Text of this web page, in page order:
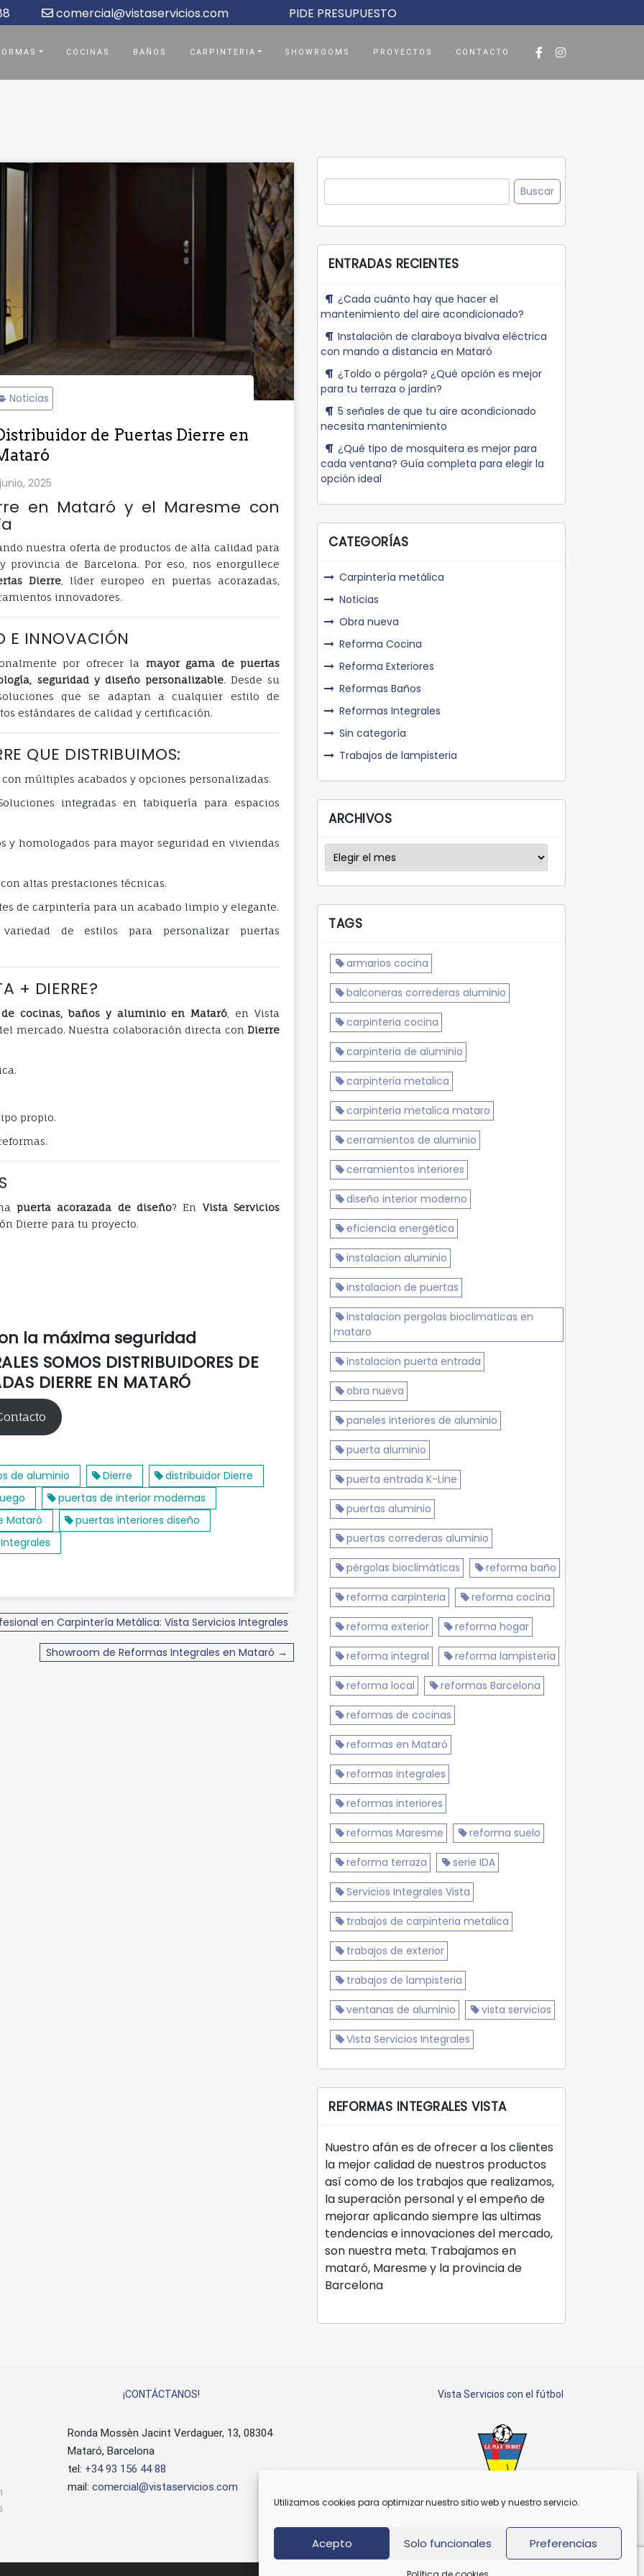
Utilizamos cookies para optimizar nuestro sitio web y nuestro servicio.
Acepto Solo funcionales Preferencias
comercial@vistaservicios.com PIDE PRESUPUESTO
COCINAS BAÑOS CARPINTERIA SHOWROOMS PROYECTOS CONTACTO
Noticias
de Puertas Dierre en
2025
en Mataró y el Maresme con
nuestra oferta de productos de alta calidad para
provincia de Barcelona. Por eso, nos enorgullece
Dierre , líder europeo en puertas acorazadas,
innovadores.
E INNOVACIÓN
por ofrecer la mayor gama de puertas
seguridad y diseño personalizable. Desde su
que se adaptan a cualquier estilo de
estándares de calidad y certificación.
QUE DISTRIBUIMOS:
múltiples acabados y opciones personalizadas.
integradas en tabiquería para espacios
y homologados para mayor seguridad en viviendas
altas prestaciones técnicas.
de carpintería para un acabado limpio y elegante.
de estilos para personalizar puertas
+ DIERRE?
cocinas, baños y aluminio en Mataró , en Vista
mercado. Nuestra colaboración directa con Dierre
propio.
puerta acorazada de diseño? En Vista Servicios
Dierre para tu proyecto.
la máxima seguridad
SOMOS DISTRIBUIDORES DE
DIERRE EN MATARÓ
de aluminio Dierre
distribuidor Dierre
puertas de interior modernas
Mataró
puertas interiores diseño
en Carpintería Metálica: Vista Servicios Integrales
Showroom de Reformas Integrales en Mataró →
Buscar:
ENTRADAS RECIENTES
¿Cada cuánto hay que hacer el
mantenimiento del aire acondicionado?
Instalación de claraboya bivalva eléctrica
con mando a distancia en Mataró
¿Toldo o pérgola? ¿Qué opción es mejor
para tu terraza o jardín?
5 señales de que tu aire acondicionado
necesita mantenimiento
¿Qué tipo de mosquitera es mejor para
cada ventana? Guía completa para elegir la
opción ideal
CATEGORÍAS
Carpintería metálica
Noticias
Obra nueva
Reforma Cocina
Reforma Exteriores
Reformas Baños
Reformas Integrales
Sin categoría
Trabajos de lampisteria
ARCHIVOS
Archivos
TAGS
armarios cocina
balconeras correderas aluminio
carpinteria cocina
carpinteria de aluminio
carpinteria metalica
carpinteria metalica mataro
cerramientos de aluminio
cerramientos interiores
diseño interior moderno
eficiencia energética
instalacion aluminio
instalacion de puertas
instalacion pergolas bioclimaticas en
mataro
instalacion puerta entrada
obra nueva
paneles interiores de aluminio
puerta aluminio
puerta entrada K-Line
puertas aluminio
puertas correderas aluminio
pérgolas bioclimáticas reforma baño
reforma carpinteria reforma cocina
reforma exterior reforma hogar
reforma integral reforma lampisteria
reforma local reformas Barcelona
reformas de cocinas
reformas en Mataró
reformas integrales
reformas interiores
reformas Maresme reforma suelo
reforma terraza serie IDA
Servicios Integrales Vista
trabajos de carpinteria metalica
trabajos de exterior
trabajos de lampisteria
ventanas de aluminio vista servicios
Vista Servicios Integrales
REFORMAS INTEGRALES VISTA
Nuestro afán es de ofrecer a los clientes
la mejor calidad de nuestros productos
así como de los trabajos que realizamos,
la superación personal y el empeño de
mejorar aplicando siempre las ultimas
tendencias e innovaciones del mercado,
son nuestra meta. Trabajamos en
mataró, Maresme y la provincia de
Barcelona
¡CONTÁCTANOS!
Ronda Mossèn Jacint Verdaguer, 13, 08304
Mataró, Barcelona
tel: +34 93 156 44 88
mail: comercial@vistaservicios.com
Vista Servicios con el fútbol